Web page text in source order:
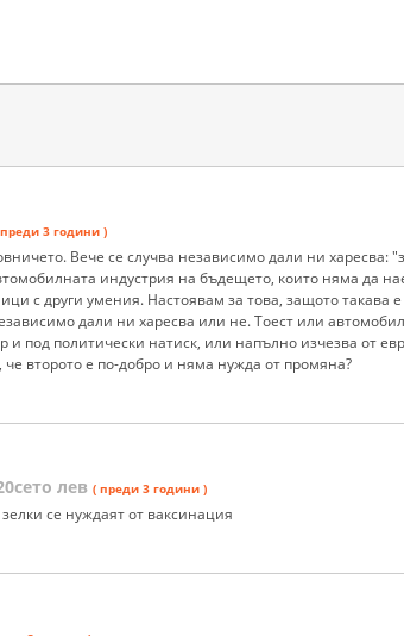
3 години )
Вече се случва независимо дали ни харесва:
индустрия на бъдещето, които няма да
с други умения. Настоявам за това, защото такава
дали ни харесва или не. Тоест или
и под политически натиск, или напълно изчезва от
второто е по-добро и няма нужда от промяна?
лев ( преди 3 години )
се нуждаят от ваксинация